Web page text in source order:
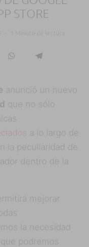
STORE
anunció un nuevo
que no sólo
a lo largo de
la peculiaridad de
dentro de la
mejorar
la necesidad
podremos